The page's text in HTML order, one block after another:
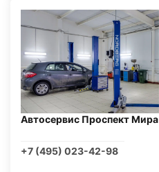
Автосервис Проспект Мира
+7 (495) 023-42-98